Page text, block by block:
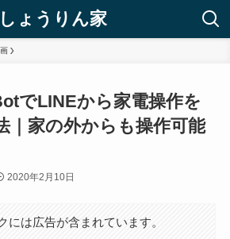
しょうりん家
でLINEから家電操作を
｜家の外からも操作可能
2020年2月10日
には広告が含まれています。